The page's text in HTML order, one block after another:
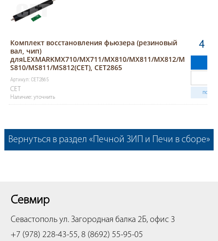
Комплект восстановления фьюзера (резиновый
вал, чип)
дляLEXMARKMX710/MX711/MX810/MX811/MX812/M
S810/MS811/MS812(CET), CET2865
Артикул: CET2865
CET
Наличие: уточнить
4
Вернуться в раздел «Печной ЗИП и Печи в сборе»
Севмир
Севастополь ул. Загородная балка 2Б, офис 3
+7 (978) 228-43-55, 8 (8692) 55-95-05